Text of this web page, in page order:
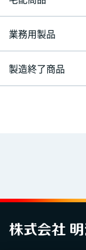
業務用製品
製造終了商品